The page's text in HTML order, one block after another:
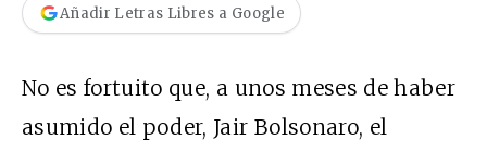
Añadir Letras Libres a Google
No es fortuito que, a unos meses de haber
asumido el poder, Jair Bolsonaro, el